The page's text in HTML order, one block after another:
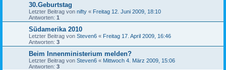
30.Geburtstag
Letzter Beitrag von nifty « Freitag 12. Juni 2009, 18:10
Antworten: 1
Südamerika 2010
Letzter Beitrag von Steven6 « Freitag 17. April 2009, 16:46
Antworten: 3
Beim Innenministerium melden?
Letzter Beitrag von Steven6 « Mittwoch 4. März 2009, 15:06
Antworten: 3